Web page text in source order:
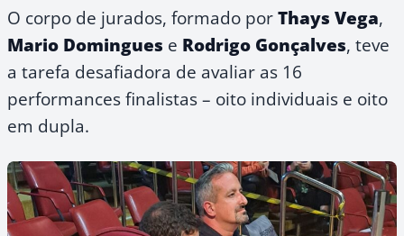
O corpo de jurados, formado porThays Vega,
Mario Domingues e Rodrigo Gonçalves, teve
a tarefa desafiadora de avaliar as 16
performances finalistas – oito individuais e oito
em dupla.